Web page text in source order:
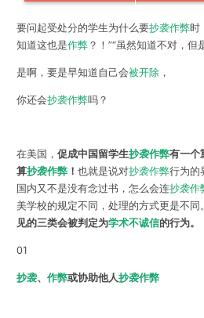
要问起受处分的学生为什么要抄袭作弊时
知道这也是作弊？！”“虽然知道不对，但
是啊，要是早知道自己会被开除，
你还会抄袭作弊吗？
在美国， 促成中国留学生抄袭作弊有一
算抄袭作弊！ 也就是说对抄袭作弊行为的
国内又不是没有念过书，怎么会连抄袭作
美学校的规定不同，处理的方式更是不同。
见的三类会被判定为学术不诚信的行为。
01
抄袭、 作弊或协助他人抄袭作弊